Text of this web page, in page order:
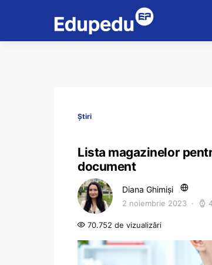
Știri
Lista magazinelor
document
Diana Ghimiși
2 noiembrie 2023
70.752 de vizualizări